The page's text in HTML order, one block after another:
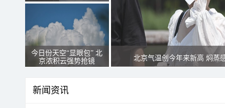
今日份天空“显眼包” 北
京浓积云强势抢镜
北京气温创今年来新高 焖蒸
新闻资讯